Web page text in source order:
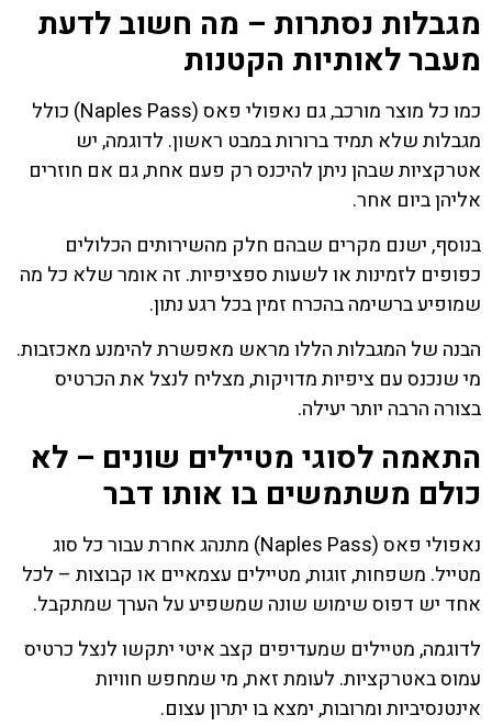
מגבלות נסתרות – מה חשוב לדעת
מעבר לאותיות הקטנות
כמו כל מוצר מורכב, גם נאפולי פאס (Naples Pass) כולל
מגבלות שלא תמיד ברורות במבט ראשון. לדוגמה, יש
אטרקציות שבהן ניתן להיכנס רק פעם אחת, גם אם חוזרים
אליהן ביום אחר.
בנוסף, ישנם מקרים שבהם חלק מהשירותים הכלולים
כפופים לזמינות או לשעות ספציפיות. זה אומר שלא כל מה
שמופיע ברשימה בהכרח זמין בכל רגע נתון.
הבנה של המגבלות הללו מראש מאפשרת להימנע מאכזבות.
מי שנכנס עם ציפיות מדויקות, מצליח לנצל את הכרטיס
בצורה הרבה יותר יעילה.
התאמה לסוגי מטיילים שונים – לא
כולם משתמשים בו אותו דבר
נאפולי פאס (Naples Pass) מתנהג אחרת עבור כל סוג
מטייל. משפחות, זוגות, מטיילים עצמאיים או קבוצות – לכל
אחד יש דפוס שימוש שונה שמשפיע על הערך שמתקבל.
לדוגמה, מטיילים שמעדיפים קצב איטי יתקשו לנצל כרטיס
עמוס באטרקציות. לעומת זאת, מי שמחפש חוויות
אינטנסיביות ומרובות, ימצא בו יתרון עצום.